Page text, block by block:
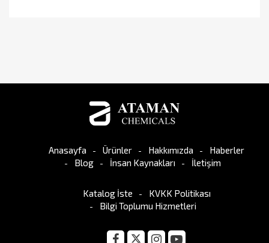
Anasayfa Ürünler Hakkımızda
Haberler
Blog
İnsan Kaynakları İletişim
Katalog İste
KVKK Politikası
Bilgi Toplumu Hizmetleri